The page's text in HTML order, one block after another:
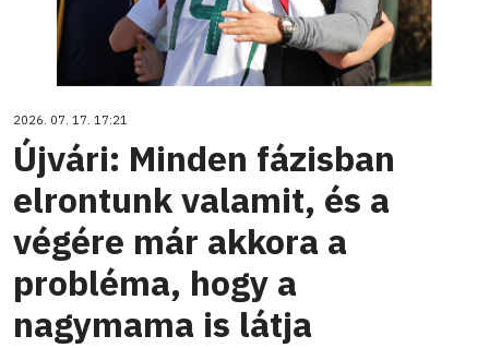
2026. 07. 17. 17:21
Újvári: Minden fázisban
elrontunk valamit, és a
végére már akkora a
probléma, hogy a
nagymama is látja